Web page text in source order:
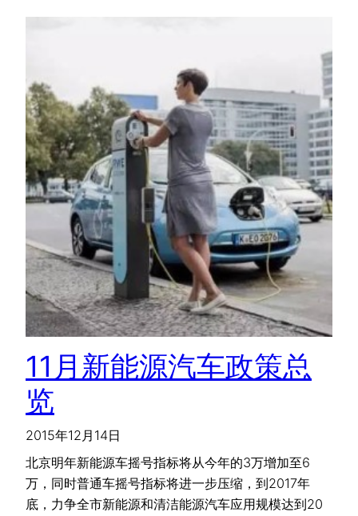
11月新能源汽车政策总
览
2015年12月14日
北京明年新能源车摇号指标将从今年的3万增加至6
万，同时普通车摇号指标将进一步压缩，到2017年
底，力争全市新能源和清洁能源汽车应用规模达到20